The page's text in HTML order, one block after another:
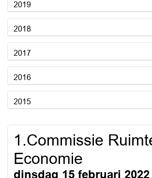
2019
2018
2017
2016
2015
1.Commissie
Economie
dinsdag 15 februari 2022